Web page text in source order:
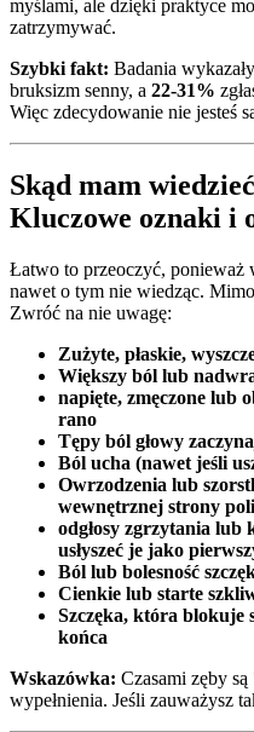
myślami, ale dzięki praktyce
zatrzymywać.
Szybki fakt: Badania
bruksizm senny, a 22-31%
Więc zdecydowanie nie jesteś
Skąd mam
Kluczowe oznaki i
Łatwo to przeoczyć, ponieważ
nawet o tym nie wiedząc.
Zwróć na nie uwagę:
Zużyte, płaskie,
Większy ból lub
napięte, zmęczone lub
rano
Tępy ból głowy
Ból ucha (nawet jeśli
Owrzodzenia lub
wewnętrznej strony
odgłosy zgrzytania
usłyszeć je jako
Ból lub bolesność
Cienkie lub starte
Szczęka, która blokuje
końca
Wskazówka: Czasami zęby
wypełnienia. Jeśli zauważysz